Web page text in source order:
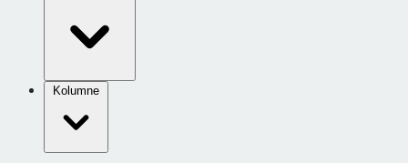
Kolumne